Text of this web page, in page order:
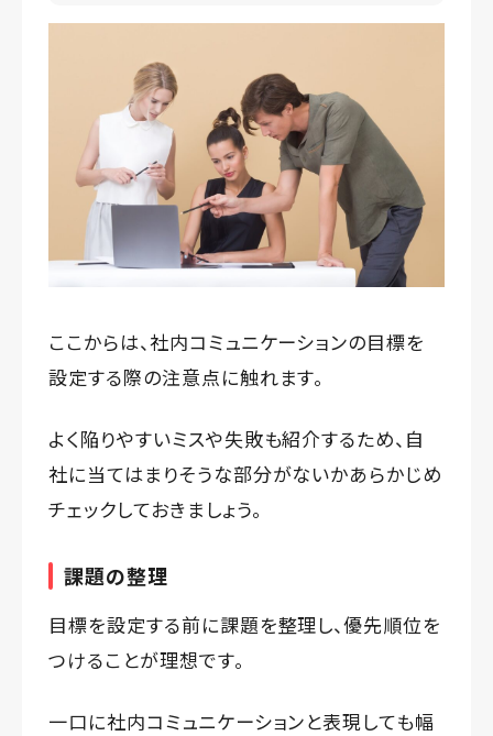
ここからは、社内コミュニケーションの目標を
設定する際の注意点に触れます。
よく陥りやすいミスや失敗も紹介するため、自
社に当てはまりそうな部分がないかあらかじめ
チェックしておきましょう。
課題の整理
目標を設定する前に課題を整理し、優先順位を
つけることが理想です。
一口に社内コミュニケーションと表現しても幅